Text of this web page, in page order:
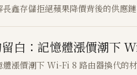
鑫存儲拒絕蘋果降價背後的供應
白：記憶體漲價潮下
漲價潮下 Wi-Fi 8 路由器換代的